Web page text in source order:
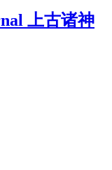
上古诸神